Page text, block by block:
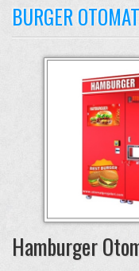
BURGER
Hamburger